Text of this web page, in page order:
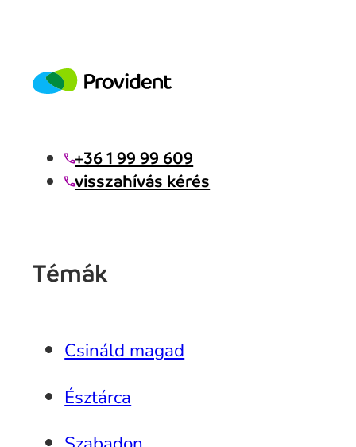
+36 1 99 99 609
visszahívás kérés
Témák
Csináld magad
Észtárca